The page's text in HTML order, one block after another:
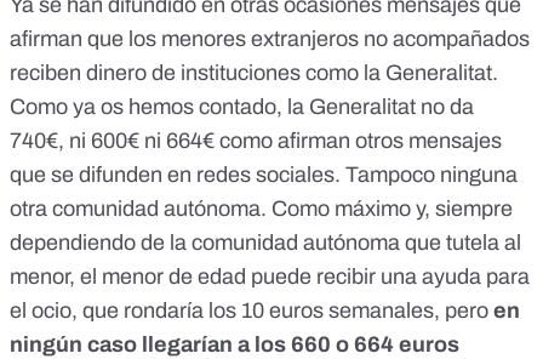
Ya se han difundido en otras ocasiones mensajes que
afirman que los menores extranjeros no acompañados
reciben dinero de instituciones como la Generalitat.
Como ya os hemos contado, la Generalitat no da
740€, ni 600€ ni 664€ como afirman otros mensajes
que se difunden en redes sociales. Tampoco ninguna
otra comunidad autónoma. Como máximo y, siempre
dependiendo de la comunidad autónoma que tutela al
menor, el menor de edad puede recibir una ayuda para
el ocio, que rondaría los 10 euros semanales, pero en
ningún caso llegarían a los 660 o 664 euros